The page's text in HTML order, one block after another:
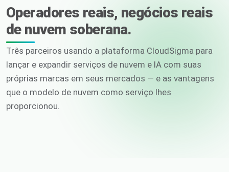
Operadores reais, negócios reais
de nuvem soberana.
Três parceiros usando a plataforma CloudSigma para
lançar e expandir serviços de nuvem e IA com suas
próprias marcas em seus mercados — e as vantagens
que o modelo de nuvem como serviço lhes
proporcionou.